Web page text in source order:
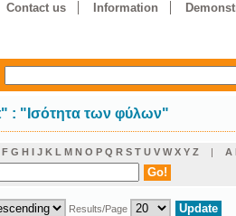
Contact us Information
" : "Ισότητα των φύλων"
F G H I J K L M N O P Q R S T U V W X Y Z | Α
Results/Page